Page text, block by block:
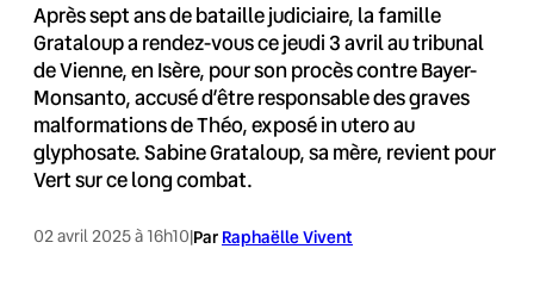
Après sept ans de bataille judiciaire, la famille
Grataloup a rendez-vous ce jeudi 3 avril au tribunal
de Vienne, en Isère, pour son procès contre Bayer-
Monsanto, accusé d’être responsable des graves
malformations de Théo, exposé in utero au
glyphosate. Sabine Grataloup, sa mère, revient pour
Vert sur ce long combat.
02 avril 2025 à 16h10|Par Raphaëlle Vivent